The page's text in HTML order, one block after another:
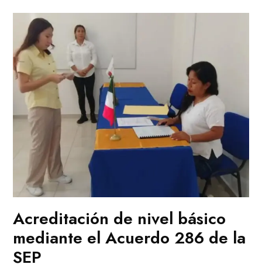
Acreditación de nivel básico
mediante el Acuerdo 286 de la
SEP